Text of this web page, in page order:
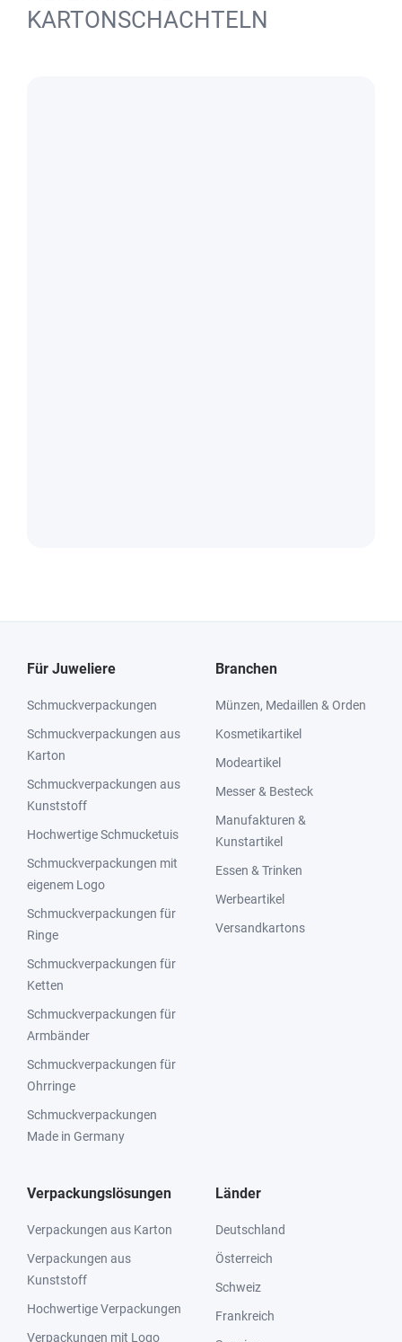
KARTONSCHACHTELN
Für Juweliere
Schmuckverpackungen
Schmuckverpackungen aus
Karton
Schmuckverpackungen aus
Kunststoff
Hochwertige Schmucketuis
Schmuckverpackungen mit
eigenem Logo
Schmuckverpackungen für
Ringe
Schmuckverpackungen für
Ketten
Schmuckverpackungen für
Armbänder
Schmuckverpackungen für
Ohrringe
Schmuckverpackungen
Made in Germany
Branchen
Münzen, Medaillen & Orden
Kosmetikartikel
Modeartikel
Messer & Besteck
Manufakturen &
Kunstartikel
Essen & Trinken
Werbeartikel
Versandkartons
Verpackungslösungen
Verpackungen aus Karton
Verpackungen aus
Kunststoff
Hochwertige Verpackungen
Verpackungen mit Logo
Länder
Deutschland
Österreich
Schweiz
Frankreich